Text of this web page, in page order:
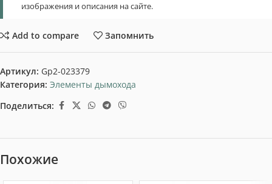
изображения и описания на сайте.
Add to compare Запомнить
Артикул: Gp2-023379
Категория: Элементы дымохода
Поделиться:
Похожие